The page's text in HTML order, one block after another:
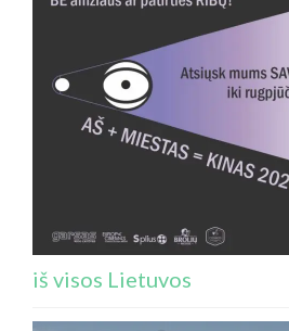
iš visos Lietuvos